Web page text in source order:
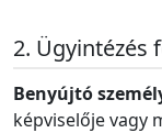
Ügyintézés
Benyújtó
képviselője vagy